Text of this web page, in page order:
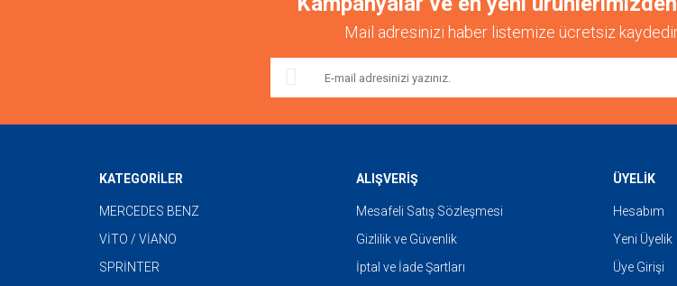
Gönder
Mail adresinizi haber listemize ücretsiz
KATEGORİLER
MERCEDES BENZ
VİTO / VİANO
SPRİNTER
ALIŞVERİŞ
Mesafeli Satış Sözleşmesi
Gizlilik ve Güvenlik
İptal ve İade Şartları
ÜYELİK
Hesabım
Yeni Üyelik
Üye Girişi